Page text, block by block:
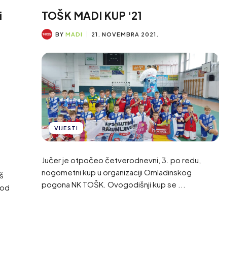
TOŠK MADI KUP ‘21
BY MADI 21. NOVEMBRA 2021.
VIJESTI
Jučer je otpočeo četverodnevni, 3. po redu,
nogometni kup u organizaciji Omladinskog
pogona NK TOŠK. Ovogodišnji kup se ...